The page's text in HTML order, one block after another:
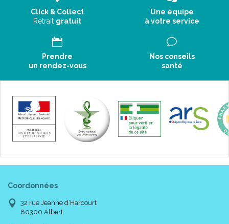
Ce médicament contient du saccharose et du lactose. Si vous
êtes intolérants à certains sucres, demandez l'avis de votre
Ce médicament est déconseillé chez les patients présentant
glucose et du galactose ou un déficit en sucrase-iso maltase
En raison de la présence de lactose, ce médicament est
galactose, un déficit en lactase de Lapp ou un syndrome de
malabsorption du glucose et du galactose (maladies
héréditaires rares).
1 tube-granules contient environ 70 à 80 granules.
Click & Collect
Retrait gratuit
Une équipe
à votre service
Prendre
un rendez-vous
Nos conseils
santé
Coordonnées
32 rue Jeanne d’Harcourt
80300 Albert